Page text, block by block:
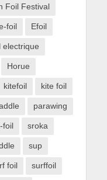
Foil Festival
foil Efoil
electrique
Horue
kitefoil kite foil
parawing
foil sroka
sup
foil surffoil